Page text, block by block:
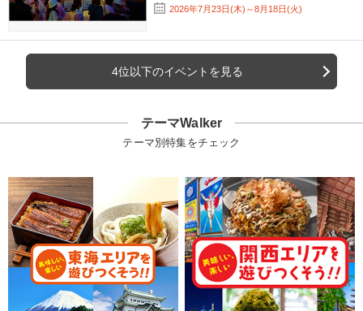
2026年7月23日(木)～8月18日(火)
4位以下のイベントを見る
テーマWalker
テーマ別特集をチェック